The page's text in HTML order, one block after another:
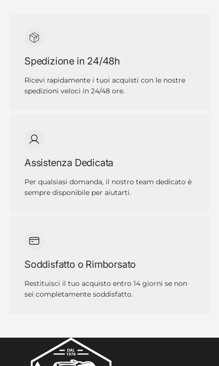
Spedizione in 24/48h
Ricevi rapidamente i tuoi acquisti con le nostre
spedizioni veloci in 24/48 ore.
Assistenza Dedicata
Per qualsiasi domanda, il nostro team dedicato è
sempre disponibile per aiutarti.
Soddisfatto o Rimborsato
Restituisci il tuo acquisto entro 14 giorni se non
sei completamente soddisfatto.